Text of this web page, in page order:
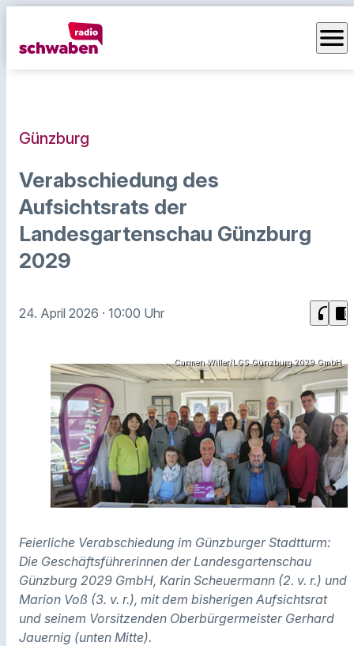
menu
Günzburg
Verabschiedung des
Aufsichtsrats der
Landesgartenschau Günzburg
2029
24. April 2026 · 10:00 Uhr headphones chrome_reader_mode
Carmen Willer/LGS Günzburg 2029 GmbH
Feierliche Verabschiedung im Günzburger Stadtturm:
Die Geschäftsführerinnen der Landesgartenschau
Günzburg 2029 GmbH, Karin Scheuermann (2. v. r.) und
Marion Voß (3. v. r.), mit dem bisherigen Aufsichtsrat
und seinem Vorsitzenden Oberbürgermeister Gerhard
Jauernig (unten Mitte).